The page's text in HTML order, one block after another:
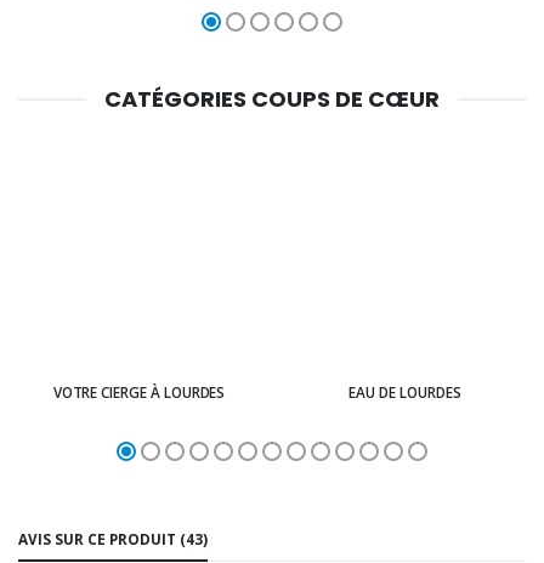
CATÉGORIES COUPS DE CŒUR
VOTRE CIERGE À LOURDES EAU DE LOURDES
AVIS SUR CE PRODUIT (43)